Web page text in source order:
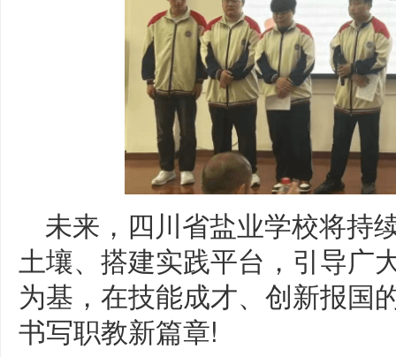
未来，四川省盐业学校将持
土壤、搭建实践平台，引导广
为基，在技能成才、创新报国
书写职教新篇章!